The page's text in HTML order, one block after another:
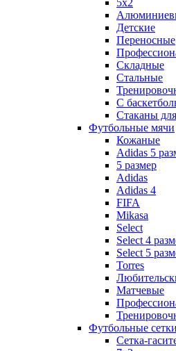
5х2
Детские
Переносные
Складные
Стальные
С
Стаканы
Футбольные мячи
Кожаные
Adidas 5
5 размер
Adidas
Adidas 4
FIFA
Mikasa
Select
Select 4
Select 5
Torres
Матчевые
Футбольные сетки
Сетка-